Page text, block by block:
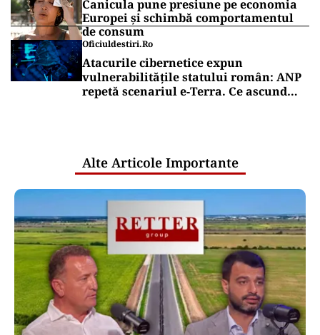
Canicula pune presiune pe economia
Europei și schimbă comportamentul
de consum
Oficiuldestiri.ro
Atacurile cibernetice expun
vulnerabilitățile statului român: ANP
repetă scenariul e‑Terra. Ce ascund
Alte Articole Importante